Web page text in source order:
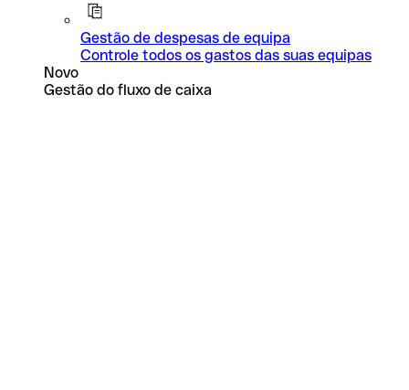
Gestão de despesas de equipa
Controle todos os gastos das suas equipas
Novo
Gestão do fluxo de caixa